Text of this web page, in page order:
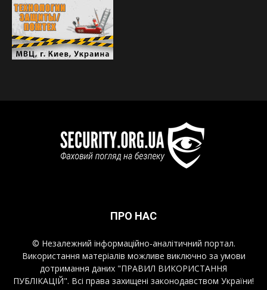
ПРО НАС
© Незалежний інформаційно-аналітичний портал.
Використання матеріалів можливе виключно за умови
дотримання даних "ПРАВИЛ ВИКОРИСТАННЯ
ПУБЛІКАЦІЙ". Всі права захищені законодавством України!